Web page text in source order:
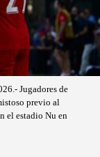
Jugadores de
previo al
el estadio Nu en